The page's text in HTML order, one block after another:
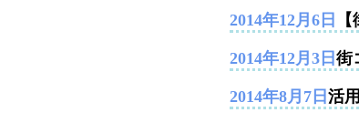
2014年12月6日
2014年12月3日 街
2014年8月7日 活